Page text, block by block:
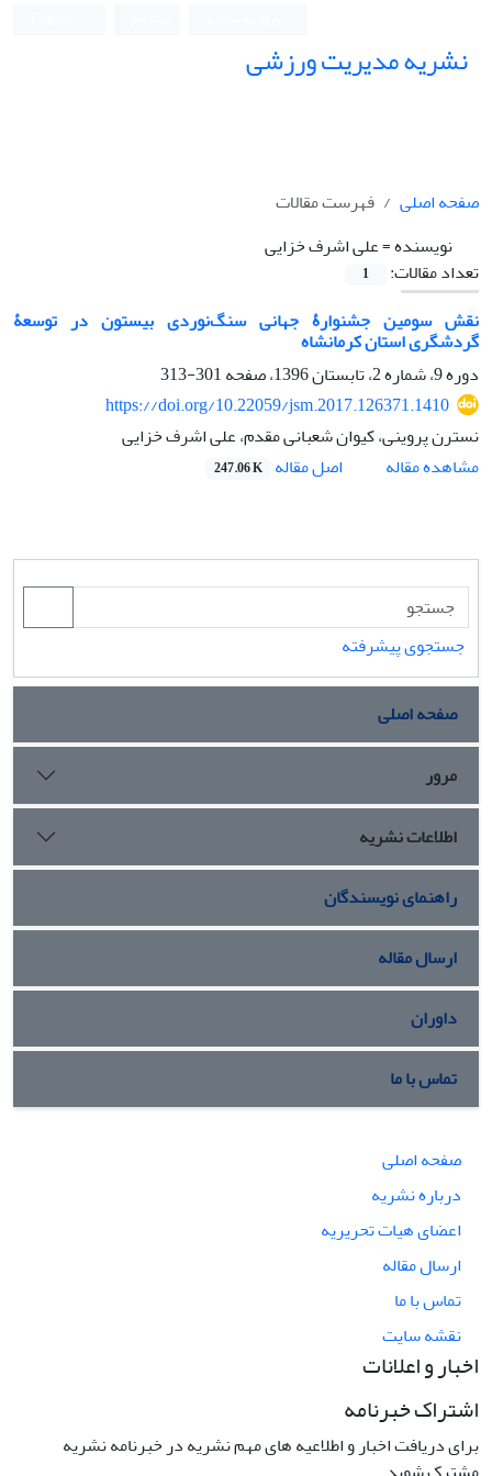
نشریه مدیریت ورزشی
صفحه اصلی
فهرست مقالات
نویسنده =علی اشرف خزایی
تعداد مقالات:
1
نقش سومین جشنوارۀ جهانی سنگ‌نوردی بیستون در توسعۀ
گردشگری استان کرمانشاه
دوره 9، شماره 2، تابستان 1396، صفحه
301-313
https://doi.org/10.22059/jsm.2017.126371.1410
نسترن پروینی، کیوان شعبانی مقدم، علی اشرف خزایی
مشاهده مقاله
اصل مقاله 247.06 K
جستجوی پیشرفته
صفحه اصلی
مرور
اطلاعات نشریه
راهنمای نویسندگان
ارسال مقاله
داوران
تماس با ما
صفحه اصلی
درباره نشریه
اعضای هیات تحریریه
ارسال مقاله
تماس با ما
نقشه سایت
اخبار و اعلانات
اشتراک خبرنامه
برای دریافت اخبار و اطلاعیه های مهم نشریه در خبرنامه نشریه